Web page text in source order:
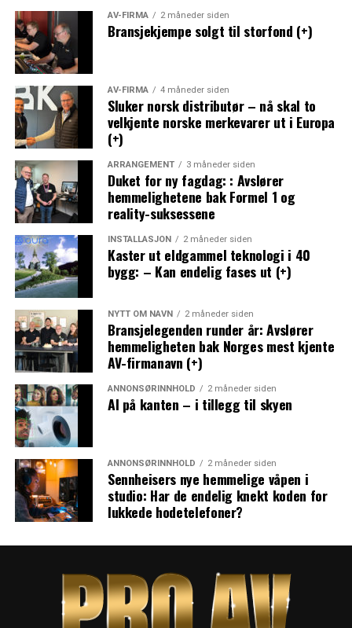
AV-FIRMA 2 måneder siden
Bransjekjempe solgt til storfond (+)
AV-FIRMA 4 måneder siden
Sluker norsk distributør – nå skal to
velkjente norske merkevarer ut i Europa
(+)
ARRANGEMENT 3 måneder siden
Duket for ny fagdag: : Avslører
hemmelighetene bak Formel 1 og
reality-suksessene
INSTALLASJON 2 måneder siden
Kaster ut eldgammel teknologi i 40
bygg: – Kan endelig fases ut (+)
NYTT OM NAVN 2 måneder siden
Bransjelegenden runder år: Avslører
hemmeligheten bak Norges mest kjente
AV-firmanavn (+)
ANNONSØRINNHOLD 2 måneder siden
AI på kanten – i tillegg til skyen
ANNONSØRINNHOLD 2 måneder siden
Sennheisers nye hemmelige våpen i
studio: Har de endelig knekt koden for
lukkede hodetelefoner?